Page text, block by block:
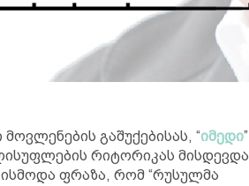
გაშუქებისას, “იმედი”
რიტორიკას
ფრაზა, რომ “რუსულმა